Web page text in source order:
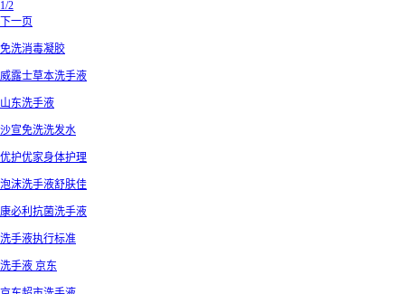
1/2
下一页
免洗消毒凝胶
威露士草本洗手液
山东洗手液
沙宣免洗洗发水
优护优家身体护理
泡沫洗手液舒肤佳
康必利抗菌洗手液
洗手液执行标准
洗手液 京东